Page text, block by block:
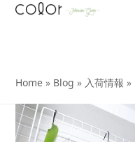
SkipOpen
Close
Home » Blog » 入荷情報 »